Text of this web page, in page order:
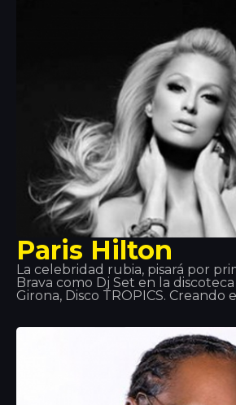
línea de audiófonos de música,
contratación de artistas, una
Paris Hilton
La celebridad rubia, pisará por
Brava como Dj Set en la
Girona, Disco TROPICS. Creando
con una sesión al más puro estilo
la sala de color rosa.